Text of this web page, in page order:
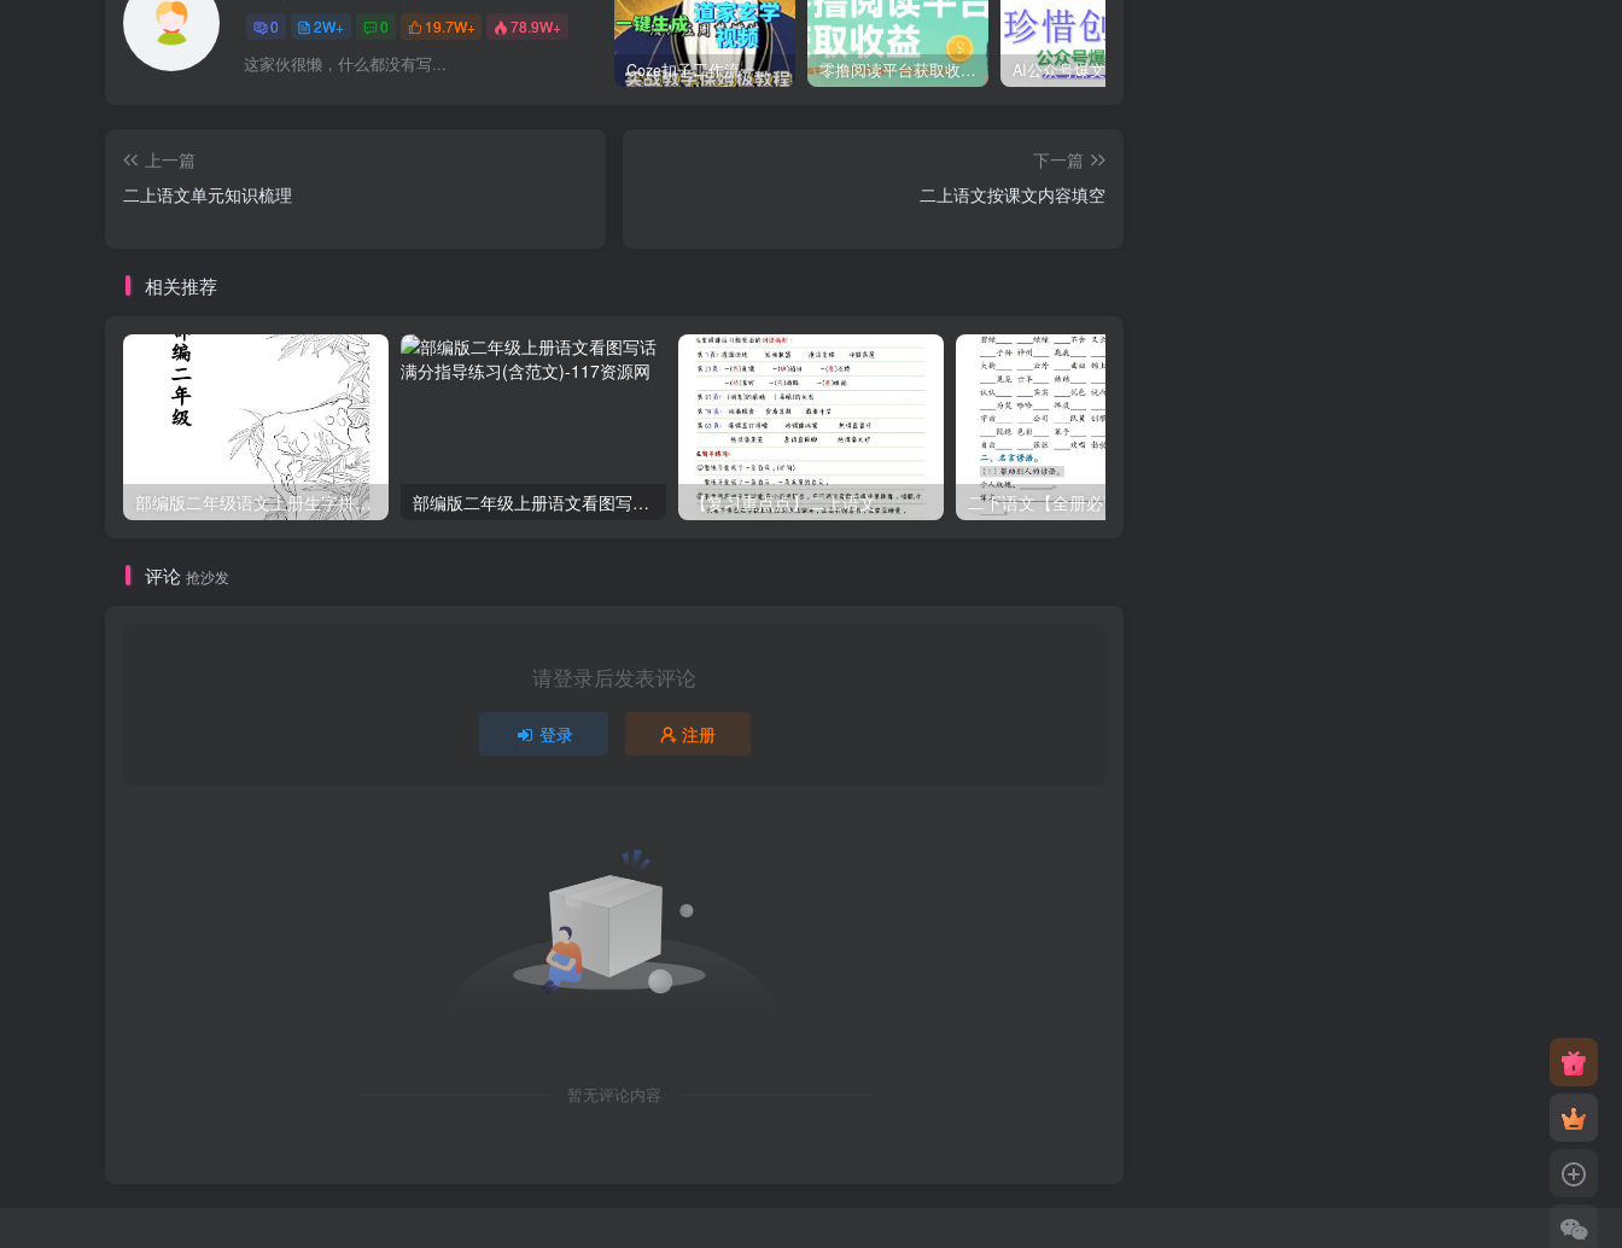
0 2W+ 0 19.7W+ 78.9W+
这家伙很懒，什么都没有写... Coze扣子工作流一键生成道家玄学短视频，实战保姆级教程 零撸阅读平台获取收益，最新无门槛平台，一部手机即可操作，单日收益50-3张【揭秘】
上一篇
二上语文单元知识梳理
下一篇
二上语文按课文内容填空
相关推荐
部编版二年级语文上册生字拼音组词 部编版二年级上册语文看图写话满分指导练习(含范文) 【复习重点点】二上语文
评论 抢沙发
请登录后发表评论
登录 注册
暂无评论内容